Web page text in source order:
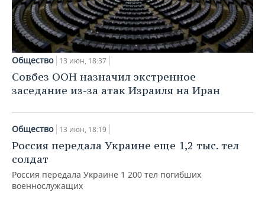
Общество 13 июн, 18:37
Совбез ООН назначил экстренное
заседание из-за атак Израиля на Иран
Общество 13 июн, 18:19
Россия передала Украине еще 1,2 тыс. тел
солдат
Россия передала Украине 1 200 тел погибших
военнослужащих